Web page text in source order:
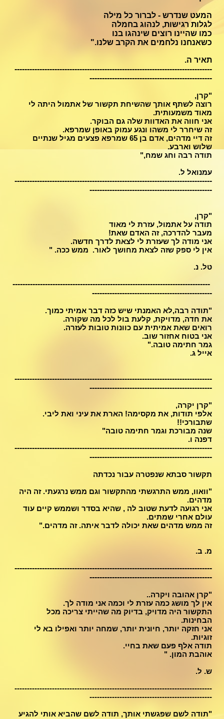
המעט שנדרש - לברור כל מילה
לגלות רגישות, לנהוג בחמלה
כמו שהיינו רוצים שינהגו בנו
כשאנחנו נלחמים את הקרב שלנו."
תאיר ה.
-------------------------------------------------------------------------------
-------------------------------------------------
"קרן,
רוצה לשתף אותך שהשיחת תקשור של אתמול היתה לי
מאוד משמעותית.
אני חווה את האדוות שלה גם הבוקר.
זה שיחרר לי משהו ונגע עמוק באופן שמרפא.
זה דיי מדהים, אדם בן 65 שמרפא פצעים מגיל שנתיים
שלוש וארבע.
תודה רבה וחג שמח,"
עמנואל ל.
-------------------------------------------------------------------------------
-------------------------------------------------
"קרן,
תודה על אתמול, עזרת לי מאוד
מעבר להדרכה, זה האדם שאת!
אני מודה לך שעזרת לי לצאת לדרך חדשה.
אין לי ספק שזה לצאת מחושך לאור. ממש ככה. "
טל. נ.
-------------------------------------------------------------------------------
------------------------------------------------
"תודה רבה,לא האמנתי שיש כזה דבר אמיתי כמוך.
את חדה, מדויקת, קלעת בול לכל מה שקורה.
רואים שאת אמיתית עם כוונות טובות לעזרה.
אני בטוח אחזור שוב.
גמר חתימה טובה."
אייל ג.
-------------------------------------------------------------------------------
-------------------------------------------------
"קרן יקרה,
אלפי תודות, את מקסימה! הארת את עיני ואת ליבי.
שתבורכי!!
שנה מבורכת וגמר חתימה טובה"
דפנה ו.
-------------------------------------------------------------------------------
-------------------------------------------------
תקשור סבתא שנפטרה עבור נכדתה
"וואוו, ממש התרגשתי מהתקשור וגם ממש נרגעתי. זה היה
מדהים.
אני רגועה לדעת שטוב לה , שהיא בסדר ושממש קיים עוד
עולם אחרי שמתים.
זה ממש מדהים שאת יכולה לדבר איתה. זה מדהים."
מ. ב.
-------------------------------------------------------------------------------
-------------------------------------------------
"קרן אהובה ויקרה..
אין לך מושג כמה עזרת לי וכמה אני מודה לך.
התקשור היה מדויק, בדיוק מה שהייתי צריכה מכל
הבחינות.
אני חזקה יותר, חיונית יותר, שמחה יותר ואפילו בא לי
זוגיות.
תודה אלף פעם שאת בחיי.
אוהבת המון. "
ש. ל.
-------------------------------------------------------------------------------
-------------------------------------------------
"תודה לשם שפגשתי אותך, תודה לשם שהביא אותי להגיע